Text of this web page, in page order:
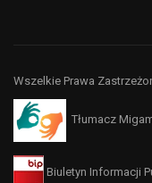
Wszelkie Prawa
Tłumacz
Biuletyn Informacji